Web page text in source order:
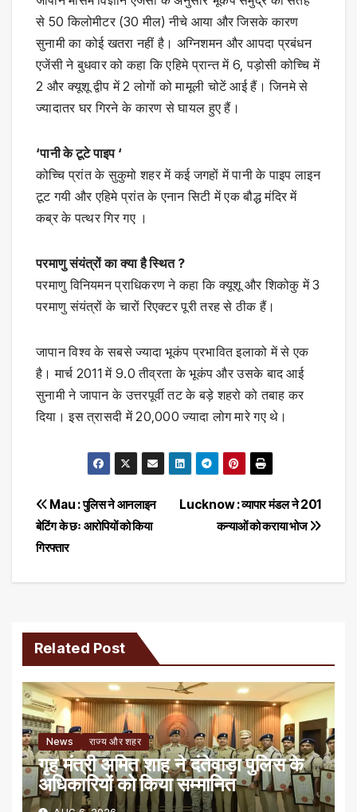
से 50 किलोमीटर (30 मील) नीचे आया और जिसके कारण
सुनामी का कोई खतरा नहीं है। अग्निशमन और आपदा प्रबंधन
एजेंसी ने बुधवार को कहा कि एहिमे प्रान्त में 6, पड़ोसी कोच्चि में
2 और क्यूशू द्वीप में 2 लोगों को मामूली चोटें आई हैं। जिनमे से
ज्यादातर घर गिरने के कारण से घायल हुए हैं।
‘पानी के टूटे पाइप ‘
कोच्चि प्रांत के सुकुमो शहर में कई जगहों में पानी के पाइप लाइन
टूट गयी और एहिमे प्रांत के एनान सिटी में एक बौद्ध मंदिर में
कब्र के पत्थर गिर गए ।
परमाणु संयंत्रों का क्या है स्थित ?
परमाणु विनियमन प्राधिकरण ने कहा कि क्यूशू और शिकोकु में 3
परमाणु संयंत्रों के चारों रिएक्टर पूरी तरह से ठीक हैं।
जापान विश्व के सबसे ज्यादा भूकंप प्रभावित इलाको में से एक
है। मार्च 2011 में 9.0 तीव्रता के भूकंप और उसके बाद आई
सुनामी ने जापान के उत्तरपूर्वी तट के बड़े शहरो को तबाह कर
दिया। इस त्रासदी में 20,000 ज्यादा लोग मारे गए थे।
Post
navigation
Lucknow : व्यापार मंडल ने 201
कन्याओं को कराया भोज
Mau : पुलिस ने आनलाइन
बेटिंग के छः आरोपियों को किया
गिरफ्तार
Related Post
News राज्य और शहर
गृह मंत्री अमित शाह ने दंतेवाड़ा पुलिस के
अधिकारियों को किया सम्मानित